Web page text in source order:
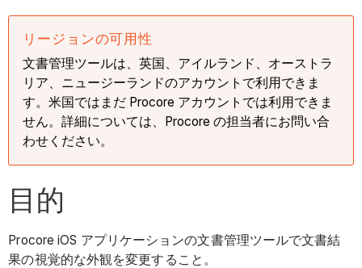
リージョンの可用性
文書管理ツールは、英国、アイルランド、オーストラ
リア、ニュージーランドのアカウントで利用できま
す。米国ではまだ Procore アカウントでは利用できま
せん。詳細については、Procore の担当者にお問い合
わせください。
目的
Procore iOS アプリケーションの文書管理ツールで文書結
果の視覚的な外観を変更すること。